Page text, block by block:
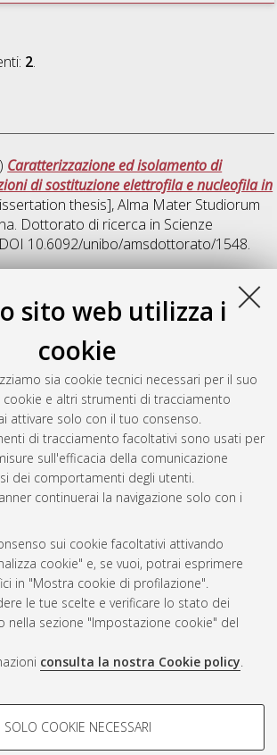
sito web utilizza i
cookie
sia cookie tecnici necessari per il suo
e altri strumenti di tracciamento
attivare solo con il tuo consenso.
di tracciamento facoltativi sono usati per
sull'efficacia della comunicazione
dei comportamenti degli utenti.
continuerai la navigazione solo con i
sui cookie facoltativi attivando
cookie" e, se vuoi, potrai esprimere
in "Mostra cookie di profilazione".
le tue scelte e verificare lo stato dei
nella sezione "Impostazione cookie" del
consulta la nostra Cookie policy.
-
SOLO COOKIE NECESSARI
2.
Caratterizzazione ed isolamento di
di sostituzione elettrofila e nucleofila in
thesis], Alma Mater Studiorum
Dottorato di ricerca in Scienze
10.6092/unibo/amsdottorato/1548.
Reactivity of activated electrophiles and
intermediates and properties of the
thesis], Alma Mater Studiorum
Dottorato di ricerca inScienze
10.6092/unibo/amsdottorato/5536.
generata ilFri Aug 7 20:43:36 2026 CEST
privacy
del sito